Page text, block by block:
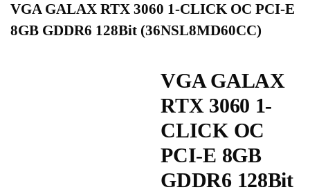
VGA GALAX RTX 3060 1-CLICK OC PCI-E
8GB GDDR6 128Bit (36NSL8MD60CC)
VGA GALAX
RTX 3060 1-
CLICK OC
PCI-E 8GB
GDDR6 128Bit